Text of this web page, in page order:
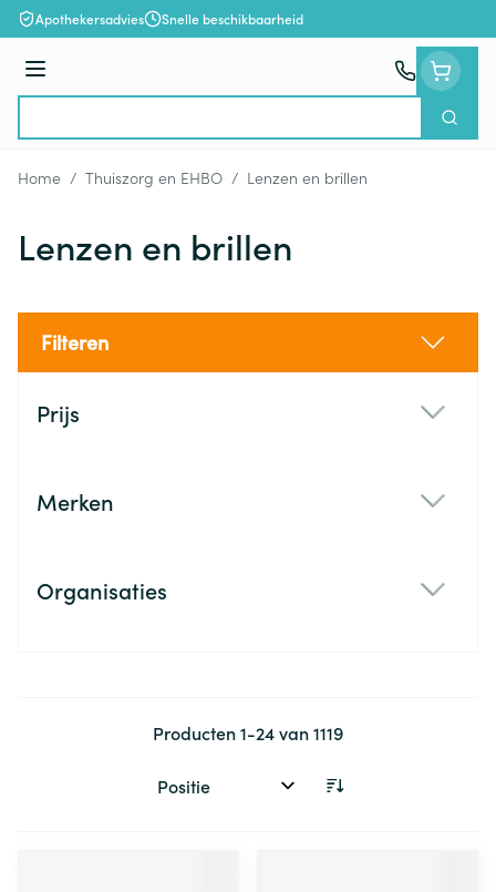
Ga naar de inhoud
Apothekersadvies Snelle beschikbaarheid
Menu
Zoek
Home / Thuiszorg en EHBO / Lenzen en brillen
Lenzen en brillen
Filteren
Prijs
Merken
Organisaties
Producten1-24van1119
Sorteer op: